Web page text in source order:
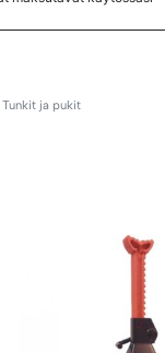
Tunkit ja pukit